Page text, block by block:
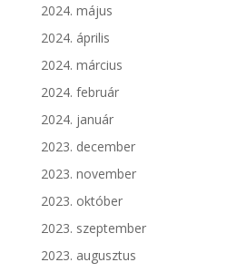
2024. május
2024. április
2024. március
2024. február
2024. január
2023. december
2023. november
2023. október
2023. szeptember
2023. augusztus